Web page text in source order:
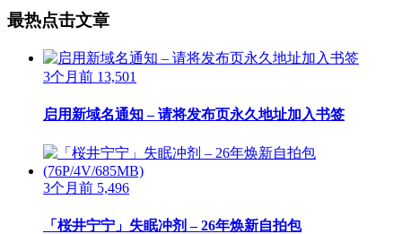
最热点击文章
3个月前 13,501
启用新域名通知 – 请将发布页永久地址加入书签
3个月前 5,496
「桜井宁宁」失眠冲剂 – 26年焕新自拍包